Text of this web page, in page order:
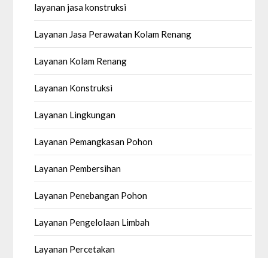
layanan jasa konstruksi
Layanan Jasa Perawatan Kolam Renang
Layanan Kolam Renang
Layanan Konstruksi
Layanan Lingkungan
Layanan Pemangkasan Pohon
Layanan Pembersihan
Layanan Penebangan Pohon
Layanan Pengelolaan Limbah
Layanan Percetakan